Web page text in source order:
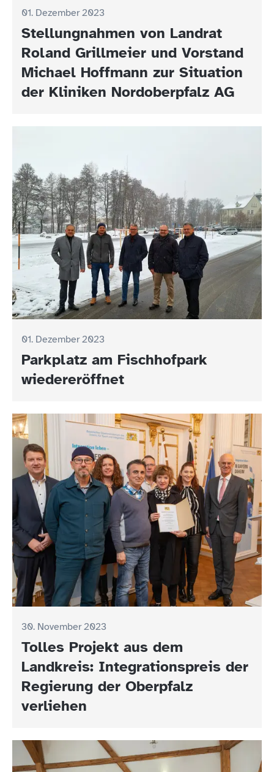
01. Dezember 2023
Stellungnahmen von Landrat
Roland Grillmeier und Vorstand
Michael Hoffmann zur Situation
der Kliniken Nordoberpfalz AG
01. Dezember 2023
Parkplatz am Fischhofpark
wiedereröffnet
30. November 2023
Tolles Projekt aus dem
Landkreis: Integrationspreis der
Regierung der Oberpfalz
verliehen